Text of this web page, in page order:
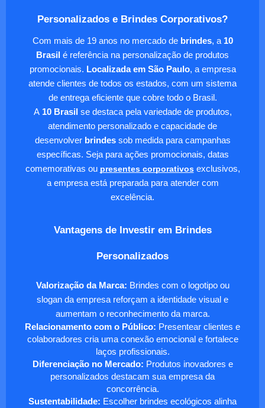
Personalizados e Brindes Corporativos?
Com mais de 19 anos no mercado de brindes, a 10
Brasil é referência na personalização de produtos
promocionais. Localizada em São Paulo, a empresa
atende clientes de todos os estados, com um sistema
de entrega eficiente que cobre todo o Brasil.
A10 Brasilse destaca pela variedade de produtos,
atendimento personalizado e capacidade de
desenvolver brindessob medida para campanhas
específicas. Seja para ações promocionais, datas
comemorativas ou presentes corporativosexclusivos,
a empresa está preparada para atender com
excelência.
Vantagens de Investir em Brindes
Personalizados
Valorização da Marca: Brindes com o logotipo ou
slogan da empresa reforçam a identidade visual e
aumentam o reconhecimento da marca.
Relacionamento com o Público: Presentear clientes e
colaboradores cria uma conexão emocional e fortalece
laços profissionais.
Diferenciação no Mercado: Produtos inovadores e
personalizados destacam sua empresa da
concorrência.
Sustentabilidade: Escolher brindes ecológicos alinha